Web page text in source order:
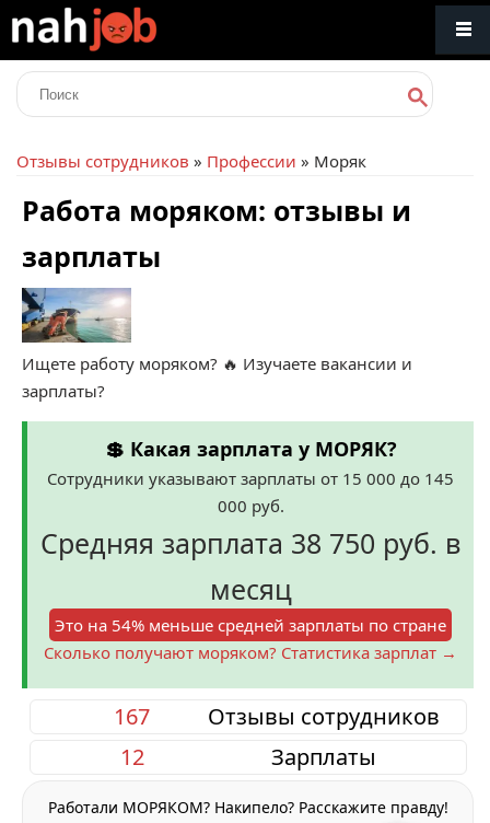
Отзывы сотрудников » Профессии » Моряк
Работа моряком: отзывы и
зарплаты
Ищете работу моряком? 🔥 Изучаете вакансии и
зарплаты?
💲 Какая зарплата у МОРЯК?
Сотрудники указывают зарплаты от 15 000 до 145
000 руб.
Средняя зарплата 38 750 руб. в
месяц
Это на 54% меньше средней зарплаты по стране
Сколько получают моряком? Статистика зарплат →
Отзывы сотрудников
167
Зарплаты
12
Работали МОРЯКОМ? Накипело? Расскажите правду!